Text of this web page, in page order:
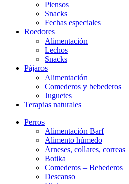
Piensos
Snacks
Fechas especiales
Roedores
Alimentación
Lechos
Snacks
Pájaros
Alimentación
Comederos y bebederos
Juguetes
Terapias naturales
Perros
Alimentación Barf
Alimento húmedo
Arneses, collares, correas
Botika
Comederos – Bebederos
Descanso